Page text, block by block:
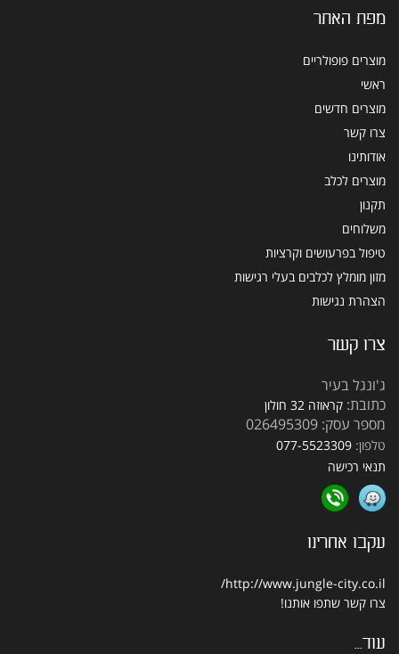
מפת האתר
מוצרים פופולריים
ראשי
מוצרים חדשים
צרו קשר
אודותינו
מוצרים לכלב
תקנון
משלוחים
טיפול בפרעושים וקרציות
מזון מומלץ לכלבים בעלי רגישות
הצהרת נגישות
צרו קשר
ג'ונגל בעיר
כתובת: קראוזה 32 חולון
מספר עסק: 026495309
טלפון: 077-5523309
תנאי רכישה
עקבו אחרינו
http://www.jungle-city.co.il/
צרו קשר שתפו אותנו!
עוד...